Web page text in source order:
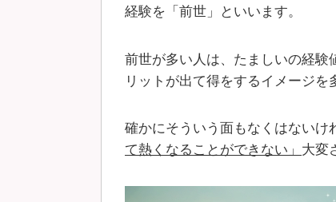
経験を「前世」といいます。
前世が多い人は、たましいの経験
リットが出て得をするイメージを
確かにそういう面もなくはないけ
て熱くなることができない」 大変